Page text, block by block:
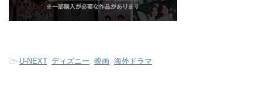
-U-NEXT, ディズニー, 映画, 海外ドラマ